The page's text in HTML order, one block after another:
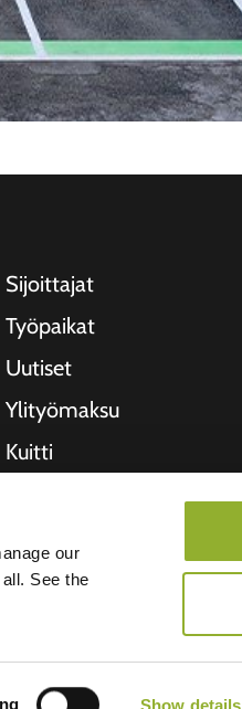
our
See the
Show details
Sijoittajat
Työpaikat
Uutiset
Ylityömaksu
Kuitti